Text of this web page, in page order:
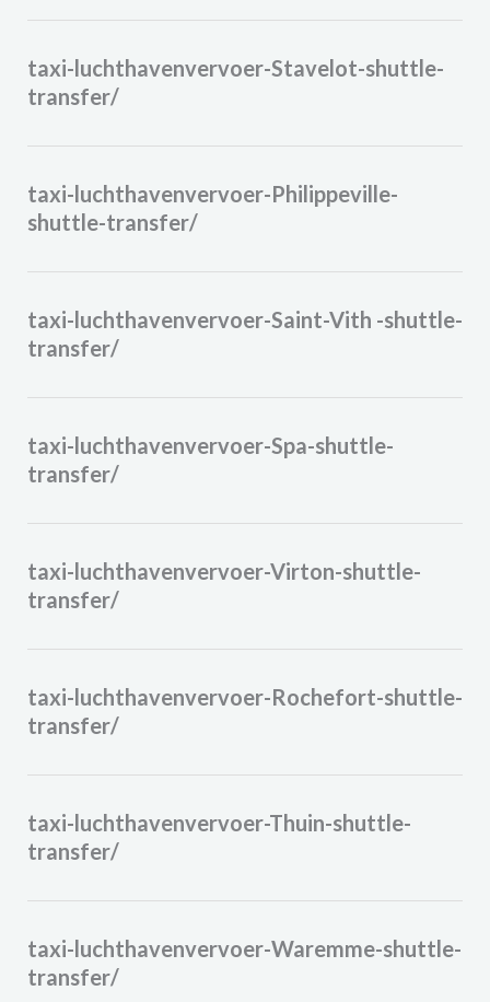
taxi-luchthavenvervoer-Stavelot-shuttle-
transfer/
taxi-luchthavenvervoer-Philippeville-
shuttle-transfer/
taxi-luchthavenvervoer-Saint-Vith -shuttle-
transfer/
taxi-luchthavenvervoer-Spa-shuttle-
transfer/
taxi-luchthavenvervoer-Virton-shuttle-
transfer/
taxi-luchthavenvervoer-Rochefort-shuttle-
transfer/
taxi-luchthavenvervoer-Thuin-shuttle-
transfer/
taxi-luchthavenvervoer-Waremme-shuttle-
transfer/